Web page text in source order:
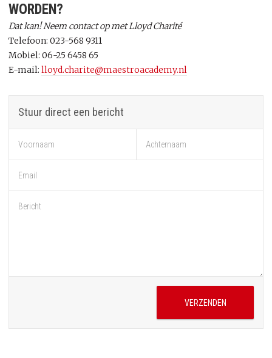
WORDEN?
Dat kan! Neem contact op metLloyd Charité
Telefoon: 023-568 9311
Mobiel: 06-25 6458 65
E-mail: lloyd.charite@maestroacademy.nl
Stuur direct een bericht
Voornaam Achternaam
Email
Bericht